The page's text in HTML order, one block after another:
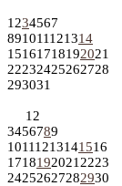
1 234567
891011121314
15161718192021
22232425262728
293031
1 2
3456789
10111213141516
1718192021 2223
24252627282930